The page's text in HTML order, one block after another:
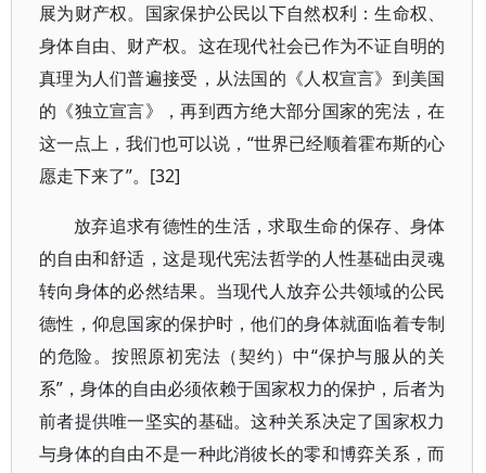
展为财产权。国家保护公民以下自然权利：生命权、
身体自由、财产权。这在现代社会已作为不证自明的
真理为人们普遍接受，从法国的《人权宣言》到美国
的《独立宣言》，再到西方绝大部分国家的宪法，在
这一点上，我们也可以说，“世界已经顺着霍布斯的心
愿走下来了”。[32]
放弃追求有德性的生活，求取生命的保存、身体
的自由和舒适，这是现代宪法哲学的人性基础由灵魂
转向身体的必然结果。当现代人放弃公共领域的公民
德性，仰息国家的保护时，他们的身体就面临着专制
的危险。按照原初宪法（契约）中“保护与服从的关
系”，身体的自由必须依赖于国家权力的保护，后者为
前者提供唯一坚实的基础。这种关系决定了国家权力
与身体的自由不是一种此消彼长的零和博弈关系，而